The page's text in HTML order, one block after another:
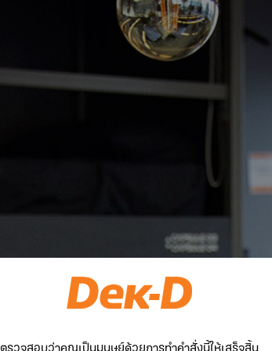
ตรวจสอบว่าคุณเป็นมนุษย์ด้วยการทำคำสั่งนี้ให้เสร็จสิ้น